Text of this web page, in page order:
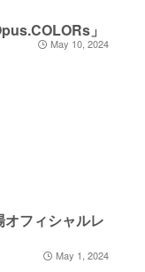
」
May 10, 2024
フィシャルレ
May 1, 2024